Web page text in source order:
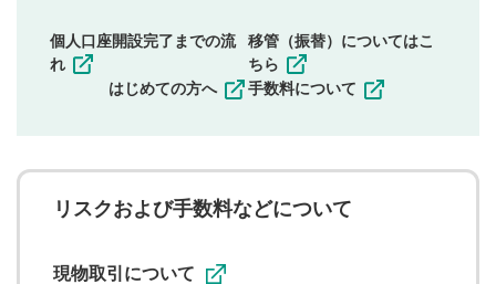
その他当社が不適切と判断した投稿
一度投稿した評価およびコメントの変更・削除はできま
ことを承諾したものとします。また、利用者は、コメント
に関する著作者人格権を行使しないことに同意します。利
用者が投稿したコメントは、当社サービスの広告・宣伝、
ることがあります。
個人口座開設完了までの流
れ
はじめての方へ
移管（振替）についてはこ
ちら
手数料について
リスクおよび手数料などについて
現物取引について